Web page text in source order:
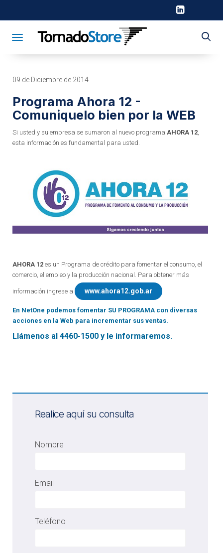
Toggle navigation
09 de Diciembre de 2014
Programa Ahora 12 -
Comuniquelo bien por la WEB
Si usted y su empresa se sumaron al nuevo programa AHORA 12,
esta información es fundamental para usted.
AHORA 12 es un Programa de crédito para fomentar el consumo, el
comercio, el empleo y la producción nacional. Para obtener más
información ingrese a www.ahora12.gob.ar
En NetOne podemos fomentar SU PROGRAMA con diversas
acciones en la Web para incrementar sus ventas.
Llámenos al 4460-1500 y le informaremos.
Realice aquí su consulta
Nombre
Email
Teléfono